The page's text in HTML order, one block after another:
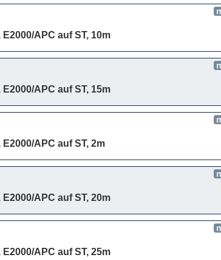
APC auf ST, 10m
APC auf ST, 15m
APC auf ST, 2m
APC auf ST, 20m
APC auf ST, 25m